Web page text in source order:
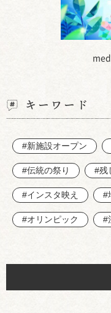
キーワード
#新施設オープン
#伝統の祭り #残
#インスタ映え #
#オリンピック #